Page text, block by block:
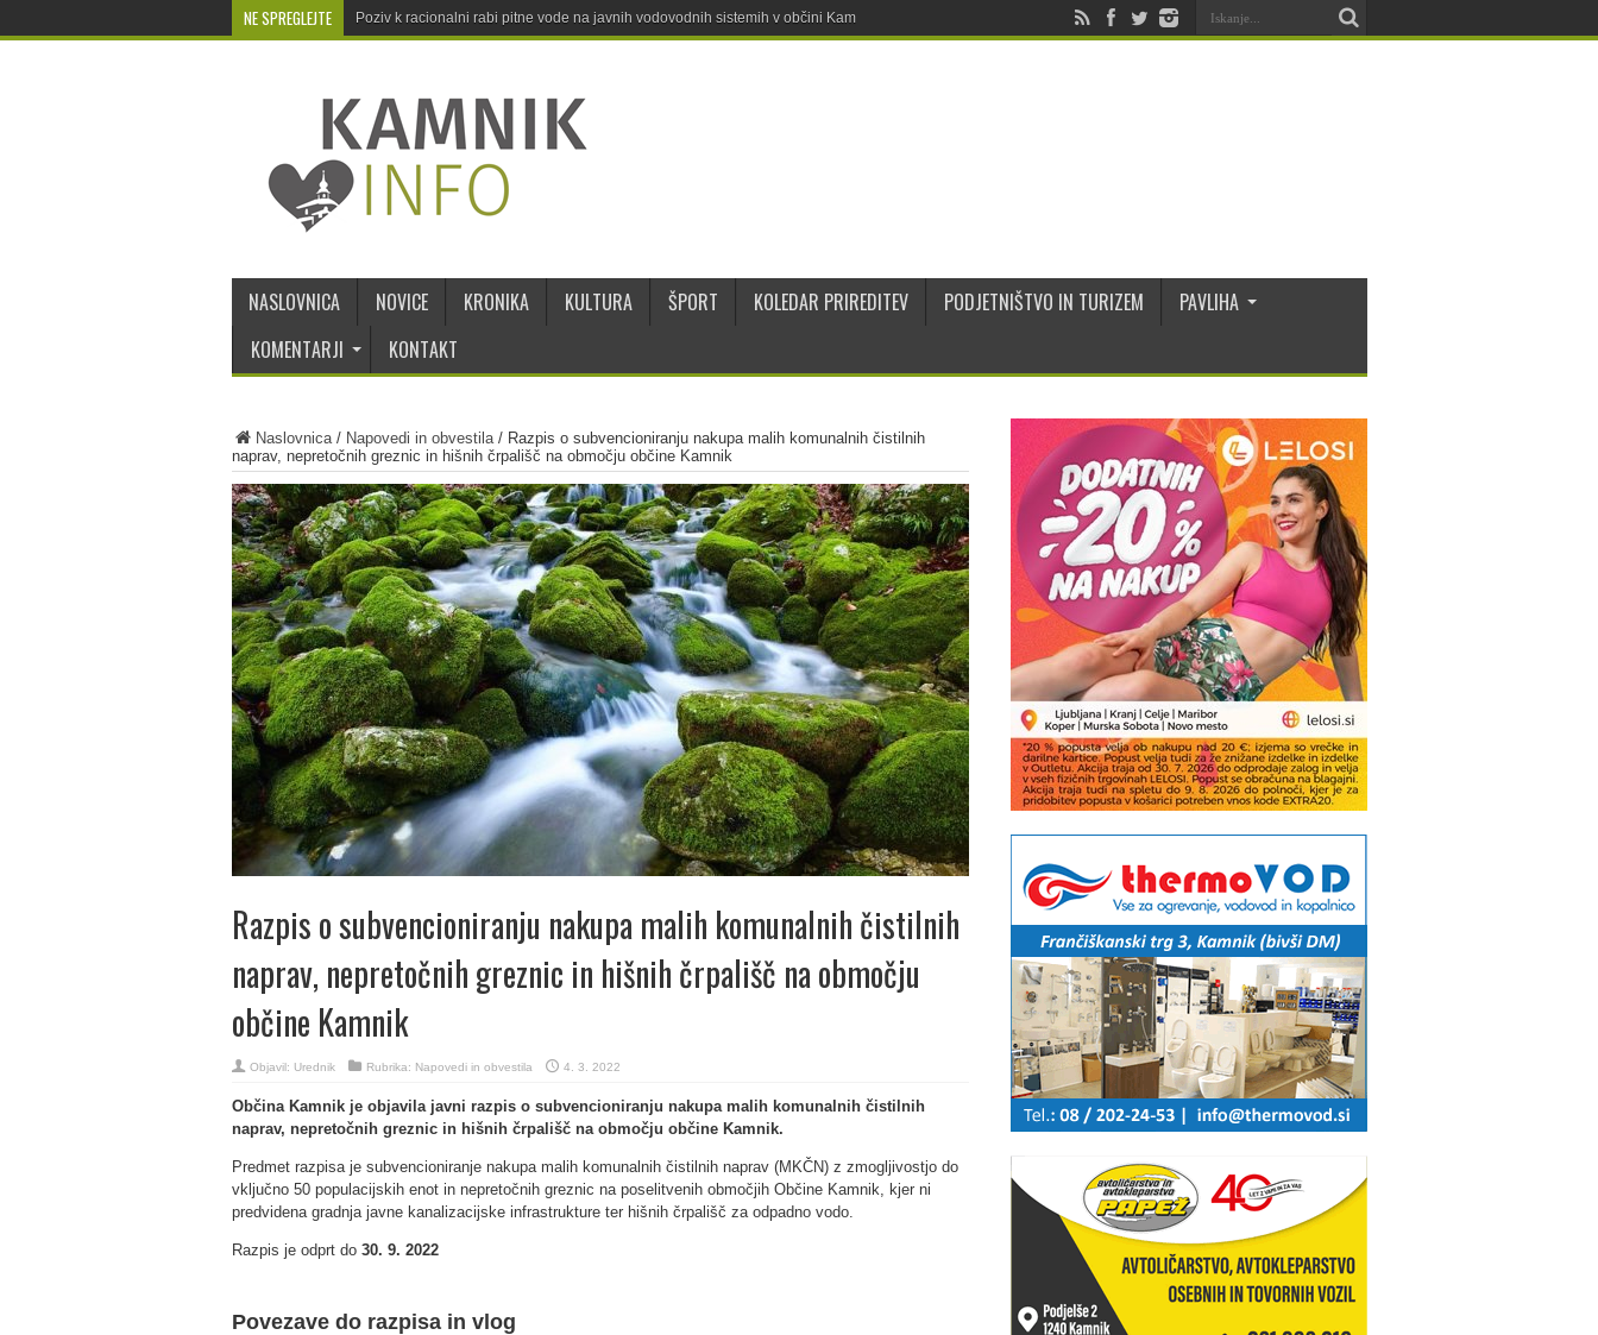
NE SPREGLEJTE Poziv k racionalni rabi pitne vode na javnih vodovodnih sistemih v občini Kamnik
NASLOVNICA NOVICE KRONIKA KULTURA ŠPORT KOLEDAR PRIREDITEV PODJETNIŠTVO IN TURIZEM
PAVLIHA
KOMENTARJI
KONTAKT
Naslovnica/ Napovedi in obvestila/ Razpis o subvencioniranju nakupa malih komunalnih čistilnih
naprav, nepretočnih greznic in hišnih črpališč na območju občine Kamnik
Razpis o subvencioniranju nakupa malih komunalnih čistilnih
naprav, nepretočnih greznic in hišnih črpališč na območju
občine Kamnik
Objavil: Urednik Rubrika: Napovedi in obvestila 4. 3. 2022
Občina Kamnik je objavila javni razpis o subvencioniranju nakupa malih komunalnih čistilnih
naprav, nepretočnih greznic in hišnih črpališč na območju občine Kamnik.
Predmet razpisa je subvencioniranje nakupa malih komunalnih čistilnih naprav (MKČN) z zmogljivostjo do
vključno 50 populacijskih enot in nepretočnih greznic na poselitvenih območjih Občine Kamnik, kjer ni
predvidena gradnja javne kanalizacijske infrastrukture ter hišnih črpališč za odpadno vodo.
Razpis je odprt do 30. 9. 2022
Povezave do razpisa in vlog